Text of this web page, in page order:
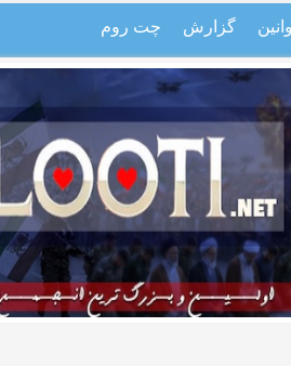
گزارش چت روم